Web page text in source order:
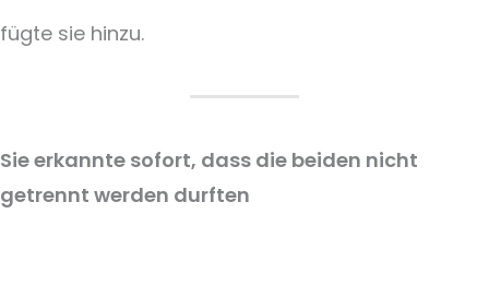
fügte sie hinzu.
Sie erkannte sofort, dass die beiden nicht
getrennt werden durften